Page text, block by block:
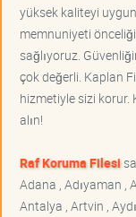
yüksek kaliteyi
memnuniyeti
sağlıyoruz.
çok değerli. Kaplan
hizmetiyle sizi korur.
alın!
Raf Koruma Filesi
Adana , Adıyaman ,
Antalya , Artvin ,